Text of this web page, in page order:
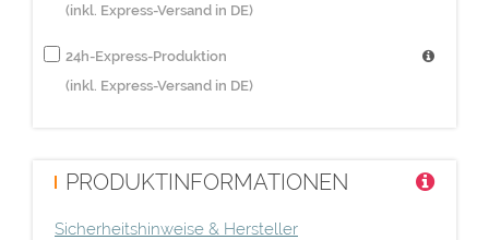
(inkl. Express-Versand in DE)
24h-Express-Produktion
(inkl. Express-Versand in DE)
PRODUKTINFORMATIONEN
Sicherheitshinweise & Hersteller